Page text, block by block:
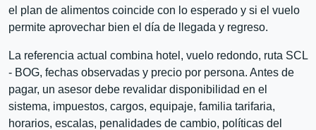
el plan de alimentos coincide con lo esperado y si el vuelo
permite aprovechar bien el día de llegada y regreso.
La referencia actual combina hotel, vuelo redondo, ruta SCL
- BOG, fechas observadas y precio por persona. Antes de
pagar, un asesor debe revalidar disponibilidad en el
sistema, impuestos, cargos, equipaje, familia tarifaria,
horarios, escalas, penalidades de cambio, políticas del